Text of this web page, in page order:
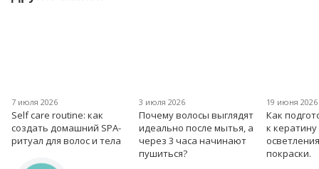
7 июля 2026
Self care routine: как
создать домашний SPA-
ритуал для волос и тела
3 июля 2026
Почему волосы выглядят
идеально после мытья, а
через 3 часа начинают
пушиться?
19 июня 2026
Как
к
покраски.